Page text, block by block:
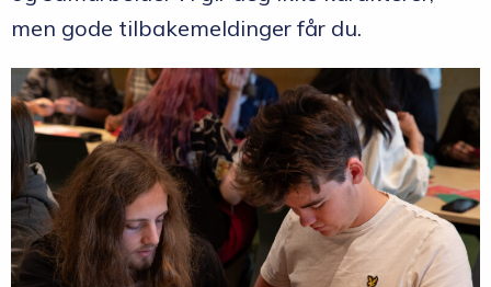
men gode tilbakemeldinger får du.